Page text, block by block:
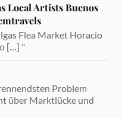
Local Artists Buenos
Flea Market Horacio
[…] "
Problem
über Marktlücke und